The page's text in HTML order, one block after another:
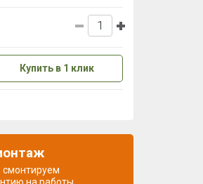
Купить в 1 клик
смонтируем